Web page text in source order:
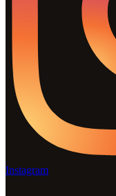
Instagram